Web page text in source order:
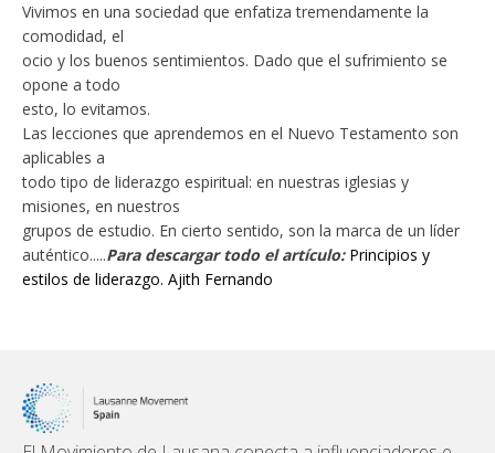
Vivimos en una sociedad que enfatiza tremendamente la
comodidad, el
ocio y los buenos sentimientos. Dado que el sufrimiento se
opone a todo
esto, lo evitamos.
Las lecciones que aprendemos en el Nuevo Testamento son
aplicables a
todo tipo de liderazgo espiritual: en nuestras iglesias y
misiones, en nuestros
grupos de estudio. En cierto sentido, son la marca de un líder
auténtico.....Para descargar todo el artículo: Principios y
estilos de liderazgo. Ajith Fernando